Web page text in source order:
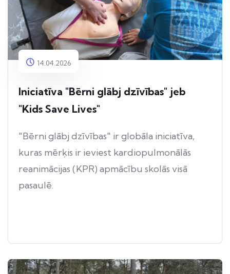
14.04.2026
Iniciatīva "Bērni glābj dzīvības" jeb
"Kids Save Lives"
"Bērni glābj dzīvības" ir globāla iniciatīva,
kuras mērķis ir ieviest kardiopulmonālās
reanimācijas (KPR) apmācību skolās visā
pasaulē.